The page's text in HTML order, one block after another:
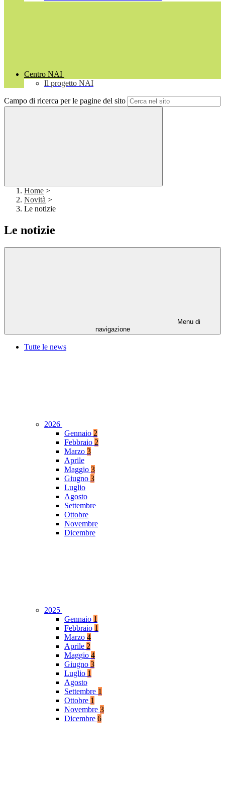
Centro NAI
Il progetto NAI
Campo di ricerca per le pagine del sito
Home >
Novità >
Le notizie
Le notizie
Menu di
navigazione
Tutte le news
2026
Gennaio 2
Febbraio 2
Marzo 3
Aprile
Maggio 3
Giugno 3
Luglio
Agosto
Settembre
Ottobre
Novembre
Dicembre
2025
Gennaio 1
Febbraio 1
Marzo 4
Aprile 2
Maggio 4
Giugno 3
Luglio 1
Agosto
Settembre 1
Ottobre 1
Novembre 3
Dicembre 6